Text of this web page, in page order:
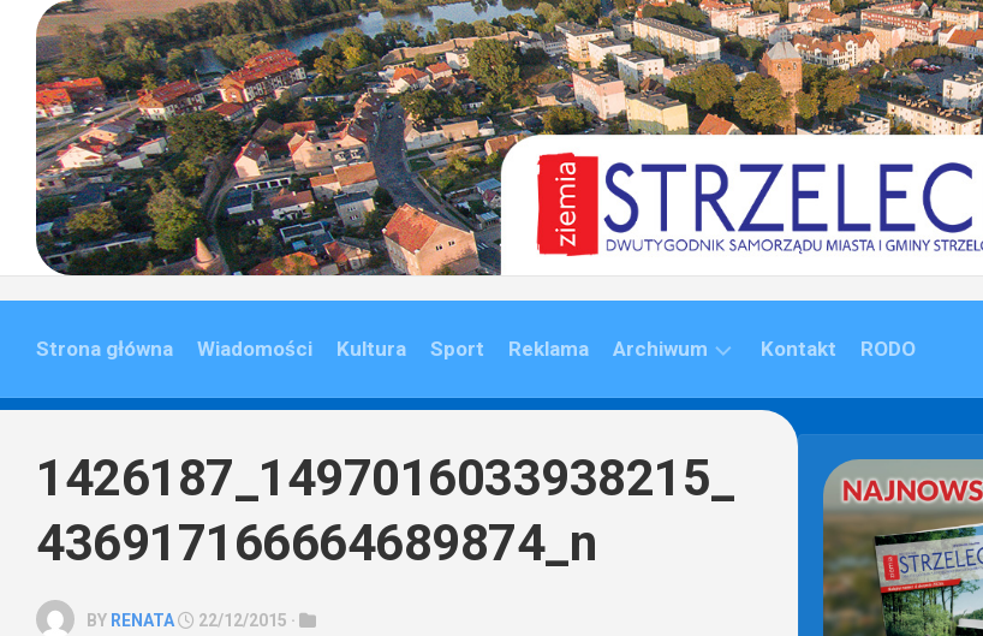
content
Strona główna Wiadomości Kultura Sport Reklama Archiwum
2020)
Kontakt RODO
1426187_1497016033938215_
436917166664689874_n
BY RENATA 22/12/2015 ·